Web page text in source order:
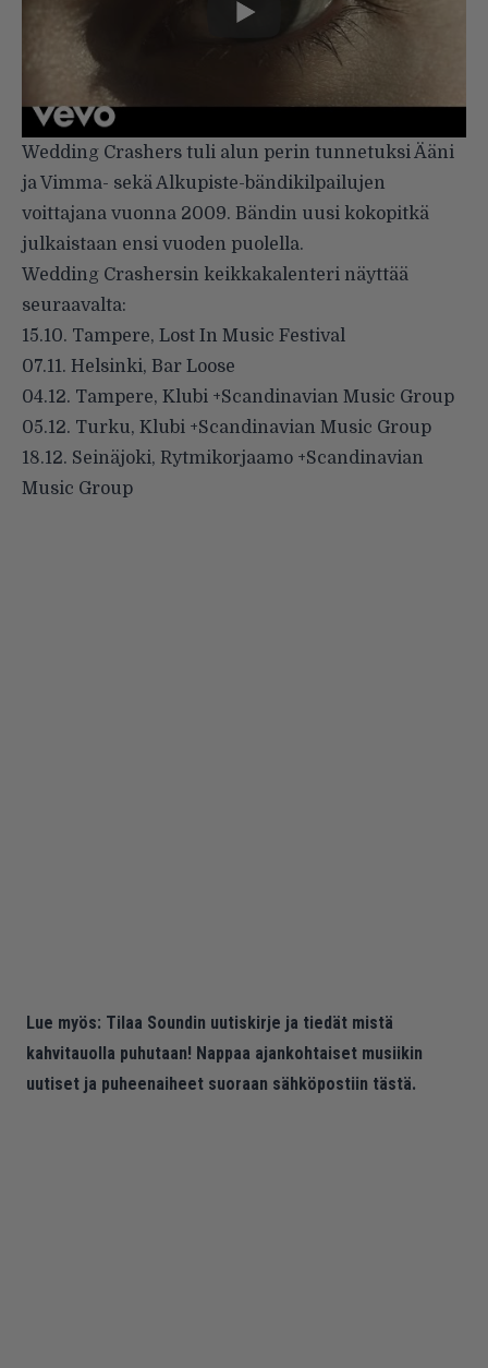
Wedding Crashers tuli alun perin tunnetuksi Ääni
ja Vimma- sekä Alkupiste-bändikilpailujen
voittajana vuonna 2009. Bändin uusi kokopitkä
julkaistaan ensi vuoden puolella.
Wedding Crashersin keikkakalenteri näyttää
seuraavalta:
15.10. Tampere, Lost In Music Festival
07.11. Helsinki, Bar Loose
04.12. Tampere, Klubi +Scandinavian Music Group
05.12. Turku, Klubi +Scandinavian Music Group
18.12. Seinäjoki, Rytmikorjaamo +Scandinavian
Music Group
Lue myös: Tilaa Soundin uutiskirje ja tiedät mistä
kahvitauolla puhutaan! Nappaa ajankohtaiset musiikin
uutiset ja puheenaiheet suoraan sähköpostiin tästä.